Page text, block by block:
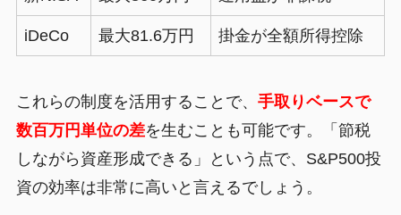
iDeCo 最大81.6万円 掛金が全額所得控除
これらの制度を活用することで、 手取りベースで
数百万円単位の差を生むことも可能です。「節税
しながら資産形成できる」という点で、S&P500投
資の効率は非常に高いと言えるでしょう。